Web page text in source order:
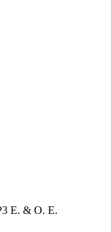
E. & O. E.